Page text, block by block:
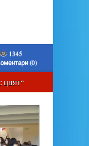
1345
(0)
цвят“